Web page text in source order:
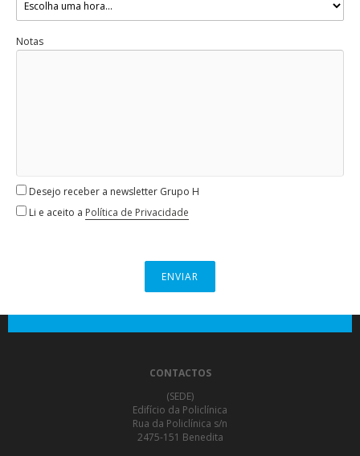
Notas
Desejo receber a newsletter Grupo H
Li e aceito a Política de Privacidade
ENVIAR
CONTACTOS
(SEDE)
Edifício da Policlínica
Rua da Policlínica s/n
2475-151 Benedita